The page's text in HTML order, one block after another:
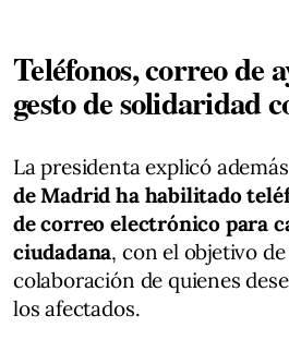
Teléfonos, correo de
gesto de solidaridad
La presidenta explicó
de Madrid ha habilitado
de correo electrónico para
ciudadana, con el objetivo
colaboración de quienes
los afectados.